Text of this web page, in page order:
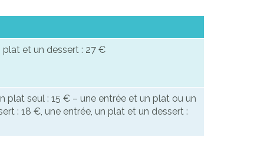
plat et un dessert : 27 €
plat seul : 15 € – une entrée et un plat ou un
: 18 €, une entrée, un plat et un dessert :